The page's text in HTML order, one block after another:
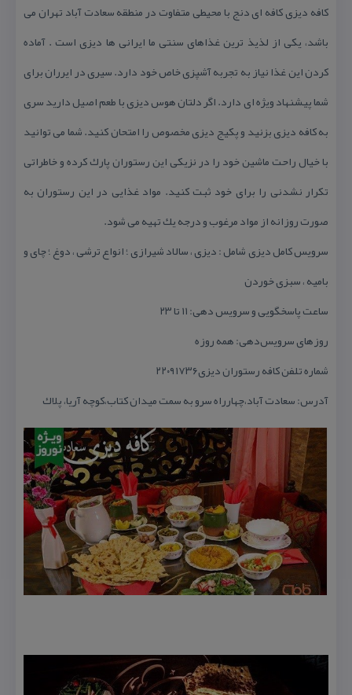
كافه دیزی كافه ای دنج با محیطی متفاوت در منطقه سعادت آباد تهران می
باشد، یكی از لذیذ ترین غذاهای سنتی ما ایرانی ها دیزی است . آماده
كردن این غذا نیاز به تجربه آشپزی خاص خود دارد. سیری در ایرران برای
شما پیشنهاد ویژه ای دارد. اگر دلتان هوس دیزی با طعم اصیل دارید سری
به كافه دیزی بزنید و پكیج دیزی مخصوص را امتحان كنید. شما می توانید
با خیال راحت ماشین خود را در نزیكی این رستوران پارك كرده و خاطراتی
تكرار نشدنی را برای خود ثبت كنید. مواد غذایی در این رستوران به
صورت روزانه از مواد مرغوب و درجه یك تهیه می شود.
سرویس كامل دیزی شامل : دیزی ، سالاد شیرازی ؛ انواع ترشی ، دوغ ؛ چای و
بامیه ، سبزی خوردن
ساعت پاسخگویی و سرویس دهی: ۱۱ تا ۲۳
روزهای سرویس‌دهی: همه روزه
شماره تلفن كافه رستوران دیزی۲۲۰۹۱۷۳۶
آدرس: سعادت آباد،چهارراه سرو به سمت میدان كتاب،كوچه آریا، پلاك